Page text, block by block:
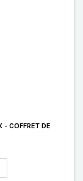
- COFFRET DE